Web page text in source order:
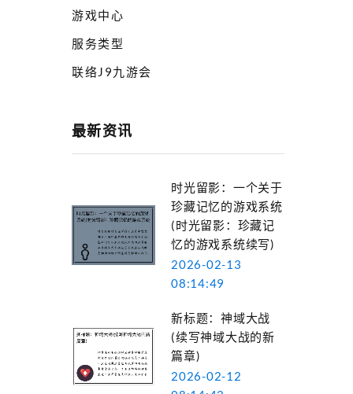
游戏中心
服务类型
联络J9九游会
最新资讯
时光留影：一个关于
珍藏记忆的游戏系统
(时光留影：珍藏记
忆的游戏系统续写)
2026-02-13
08:14:49
新标题：神域大战
(续写神域大战的新
篇章)
2026-02-12